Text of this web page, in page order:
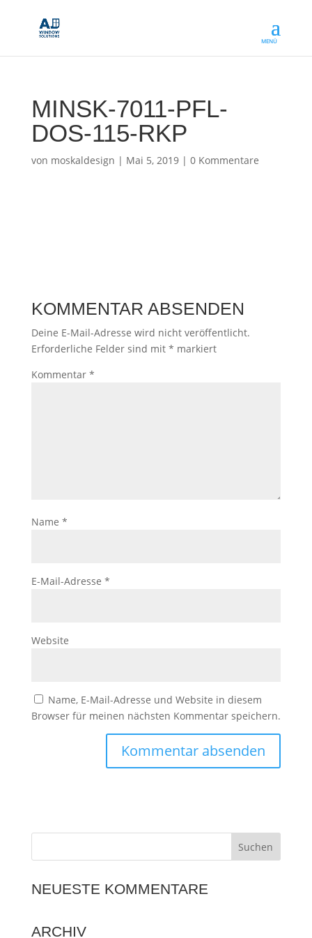
MINSK-7011-PFL-
DOS-115-RKP
von moskaldesign | Mai 5, 2019| 0 Kommentare
KOMMENTAR ABSENDEN
Deine E-Mail-Adresse wird nicht veröffentlicht.
Erforderliche Felder sind mit * markiert
Kommentar *
Name *
E-Mail-Adresse *
Website
Name, E-Mail-Adresse und Website in diesem
Browser für meinen nächsten Kommentar speichern.
NEUESTE KOMMENTARE
ARCHIV